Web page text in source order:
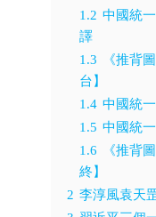
1.2 中國統
譯
1.3
《推背
台】
1.4 中國統
1.5 中國統
1.6
《推背
終】
2 李淳風袁天